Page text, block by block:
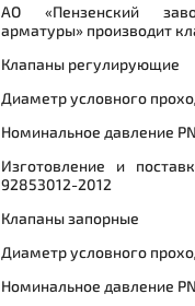
АО «Пензенский
арматуры» производит
Клапаны регулирующие
Диаметр условного
Номинальное давление
Изготовление и
92853012-2012
Клапаны запорные
Диаметр условного
Номинальное давление